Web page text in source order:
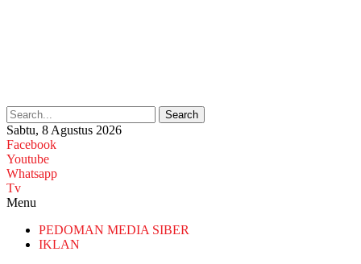
Search
Sabtu, 8 Agustus 2026
Facebook
Youtube
Whatsapp
Tv
Menu
PEDOMAN MEDIA SIBER
IKLAN